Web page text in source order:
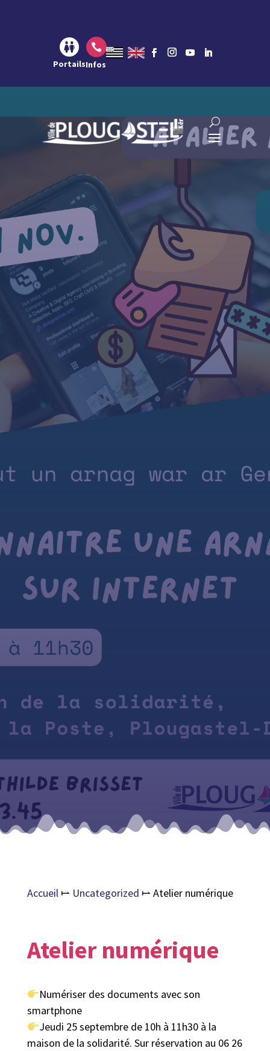
Aller à la recherche
Portails

Infos
Accueil⥛ Uncategorized ⥛Atelier numérique
Atelier numérique
Numériser des documents avec son
smartphone
Jeudi 25 septembre de 10h à 11h30 à la
maison de la solidarité. Sur réservation au 06 26